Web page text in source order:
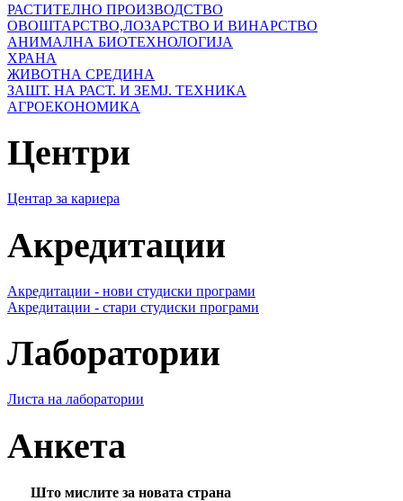
РАСТИТЕЛНО ПРОИЗВОДСТВО
ОВОШТАРСТВО,ЛОЗАРСТВО И ВИНАРСТВО
АНИМАЛНА БИОТЕХНОЛОГИЈА
ХРАНА
ЖИВОТНА СРЕДИНА
ЗАШТ. НА РАСТ. И ЗЕМЈ. ТЕХНИКА
АГРОЕКОНОМИКА
Центри
Центар за кариера
Акредитации
Акредитации - нови студиски програми
Акредитации - стари студиски програми
Лаборатории
Листа на лаборатории
Анкета
Што мислите за новата страна